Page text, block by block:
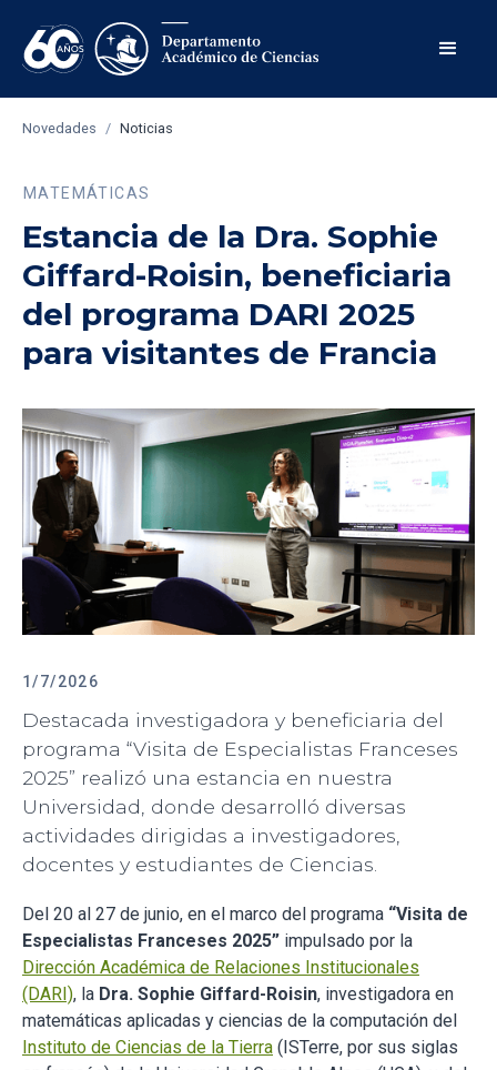
Novedades / Noticias
MATEMÁTICAS
Estancia de la Dra. Sophie
Giffard-Roisin, beneficiaria
del programa DARI 2025
para visitantes de Francia
1/7/2026
Destacada investigadora y beneficiaria del
programa “Visita de Especialistas Franceses
2025” realizó una estancia en nuestra
Universidad, donde desarrolló diversas
actividades dirigidas a investigadores,
docentes y estudiantes de Ciencias.
Del 20 al 27 de junio, en el marco del programa “Visita de
Especialistas Franceses 2025” impulsado por la
Dirección Académica de Relaciones Institucionales
(DARI), la Dra. Sophie Giffard-Roisin, investigadora en
matemáticas aplicadas y ciencias de la computación del
Instituto de Ciencias de la Tierra (ISTerre, por sus siglas